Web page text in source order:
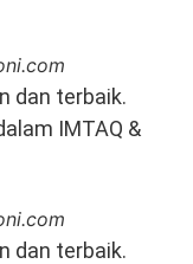
dan terbaik.
IMTAQ &
dan terbaik.